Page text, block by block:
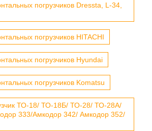
погрузчиков Dressta, L-34,
погрузчиков HITACHI
погрузчиков Hyundai
погрузчиков Komatsu
ТО-18/ ТО-18Б/ ТО-28/ ТО-28А/
333/Амкодор 342/ Амкодор 352/